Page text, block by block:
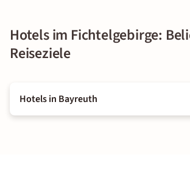
Hotels im Fichtelgebirge:
Reiseziele
Hotels in Bayreuth